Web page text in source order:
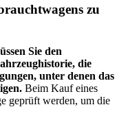
zu
Sie den
die
unter denen das
Beim Kauf eines
geprüft werden, um die